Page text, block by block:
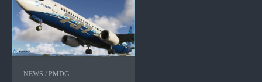
NEWS / PMDG